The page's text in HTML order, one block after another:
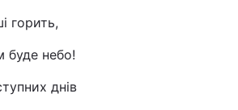
горить,
буде небо!
днів